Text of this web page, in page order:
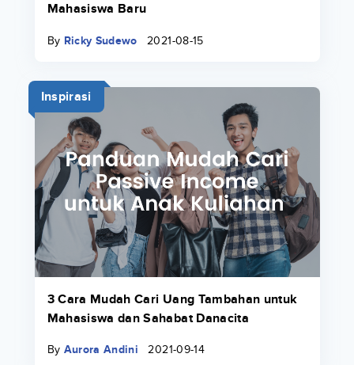
Mahasiswa Baru
By Ricky Sudewo 2021-08-15
Inspirasi
3 Cara Mudah Cari Uang Tambahan untuk
Mahasiswa dan Sahabat Danacita
By Aurora Andini 2021-09-14